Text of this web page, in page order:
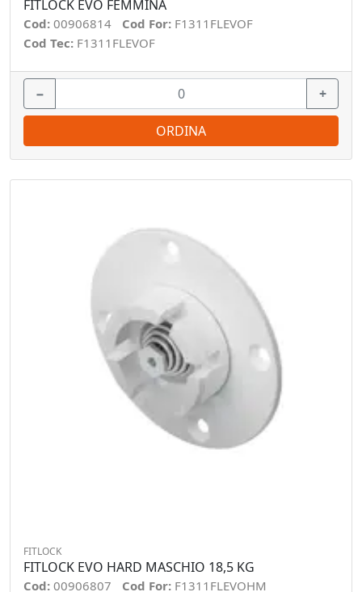
FITLOCK EVO FEMMINA
Cod: 00906814 Cod For: F1311FLEVOF
Cod Tec: F1311FLEVOF
− +
ORDINA
FITLOCK
FITLOCK EVO HARD MASCHIO 18,5 KG
Cod: 00906807 Cod For: F1311FLEVOHM